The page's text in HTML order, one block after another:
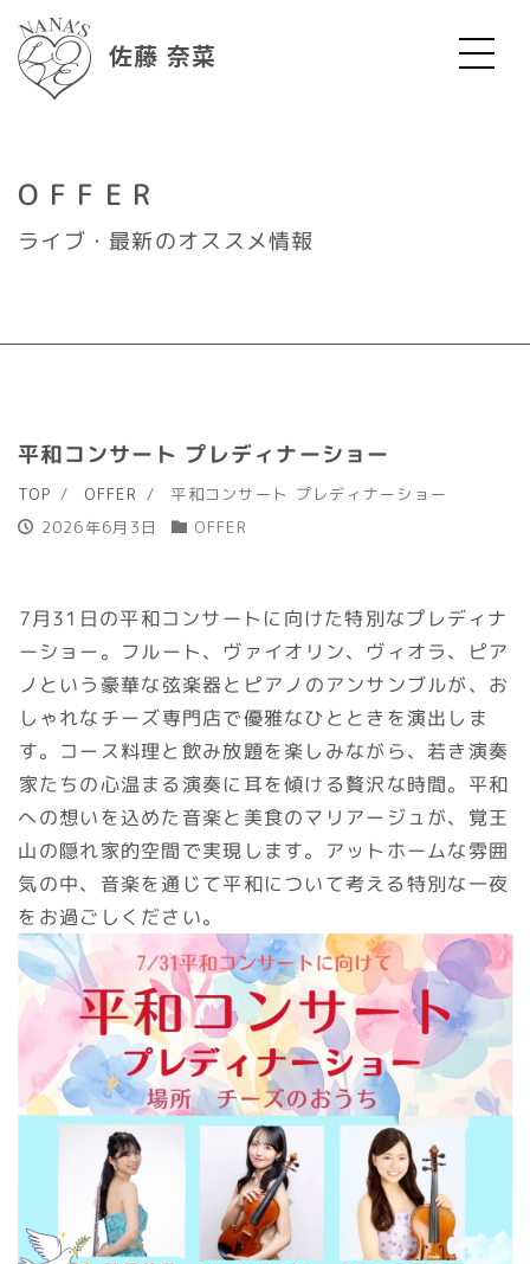
佐藤 奈菜
OFFER
ライブ・最新のオススメ情報
平和コンサート プレディナーショー
TOP OFFER
平和コンサート プレディナーショー
2026年6月3日
OFFER
7月31日の平和コンサートに向けた特別なプレディナ
ーショー。フルート、ヴァイオリン、ヴィオラ、ピア
ノという豪華な弦楽器とピアノのアンサンブルが、お
しゃれなチーズ専門店で優雅なひとときを演出しま
す。コース料理と飲み放題を楽しみながら、若き演奏
家たちの心温まる演奏に耳を傾ける贅沢な時間。平和
への想いを込めた音楽と美食のマリアージュが、覚王
山の隠れ家的空間で実現します。アットホームな雰囲
気の中、音楽を通じて平和について考える特別な一夜
をお過ごしください。